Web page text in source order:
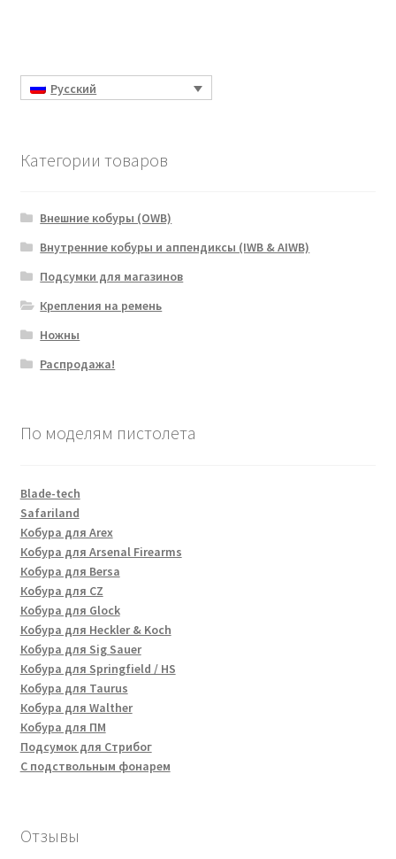
Русский
Категории товаров
Внешние кобуры (OWB)
Внутренние кобуры и аппендиксы (IWB & AIWB)
Подсумки для магазинов
Крепления на ремень
Ножны
Распродажа!
По моделям пистолета
Blade-tech
Safariland
Кобура для Arex
Кобура для Arsenal Firearms
Кобура для Bersa
Кобура для CZ
Кобура для Glock
Кобура для Heckler & Koch
Кобура для Sig Sauer
Кобура для Springfield / HS
Кобура для Taurus
Кобура для Walther
Кобура для ПМ
Подсумок для Стрибог
С подствольным фонарем
Отзывы